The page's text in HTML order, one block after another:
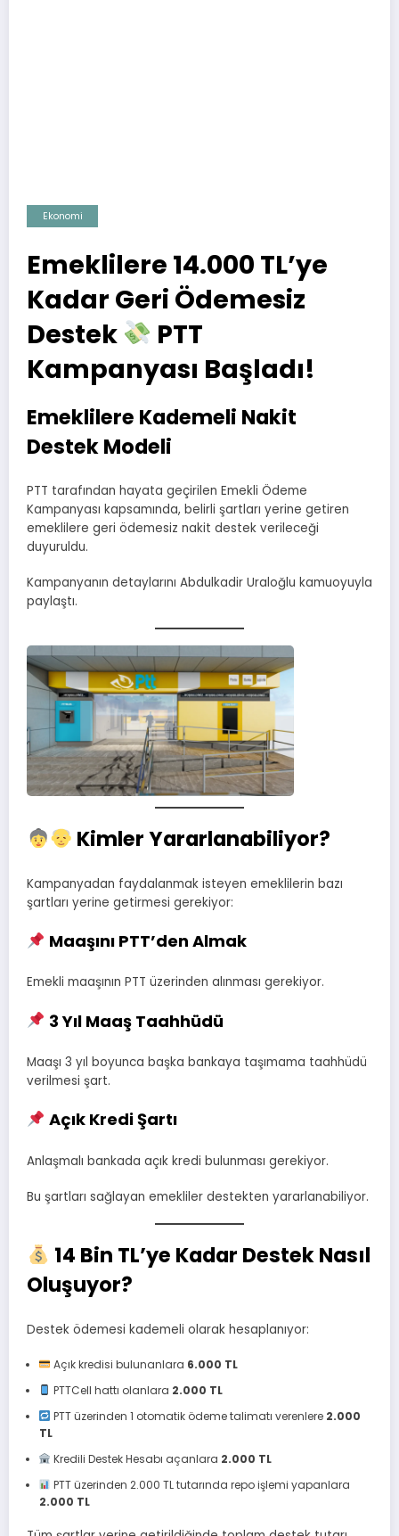
Ekonomi
Emeklilere 14.000 TL’ye
Kadar Geri Ödemesiz
Destek
PTT
Kampanyası Başladı!
Emeklilere Kademeli Nakit
Destek Modeli
PTT tarafından hayata geçirilen Emekli Ödeme
Kampanyası kapsamında, belirli şartları yerine getiren
emeklilere geri ödemesiz nakit destek verileceği
duyuruldu.
Kampanyanın detaylarını Abdulkadir Uraloğlu kamuoyuyla
paylaştı.
Kimler Yararlanabiliyor?
Kampanyadan faydalanmak isteyen emeklilerin bazı
şartları yerine getirmesi gerekiyor:
Maaşını PTT’den Almak
Emekli maaşının PTT üzerinden alınması gerekiyor.
3 Yıl Maaş Taahhüdü
Maaşı 3 yıl boyunca başka bankaya taşımama taahhüdü
verilmesi şart.
Açık Kredi Şartı
Anlaşmalı bankada açık kredi bulunması gerekiyor.
Bu şartları sağlayan emekliler destekten yararlanabiliyor.
14 Bin TL’ye Kadar Destek Nasıl
Oluşuyor?
Destek ödemesi kademeli olarak hesaplanıyor:
Açık kredisi bulunanlara 6.000 TL
PTTCell hattı olanlara 2.000 TL
PTT üzerinden 1 otomatik ödeme talimatı verenlere 2.000
TL
Kredili Destek Hesabı açanlara 2.000 TL
PTT üzerinden 2.000 TL tutarında repo işlemi yapanlara
2.000 TL